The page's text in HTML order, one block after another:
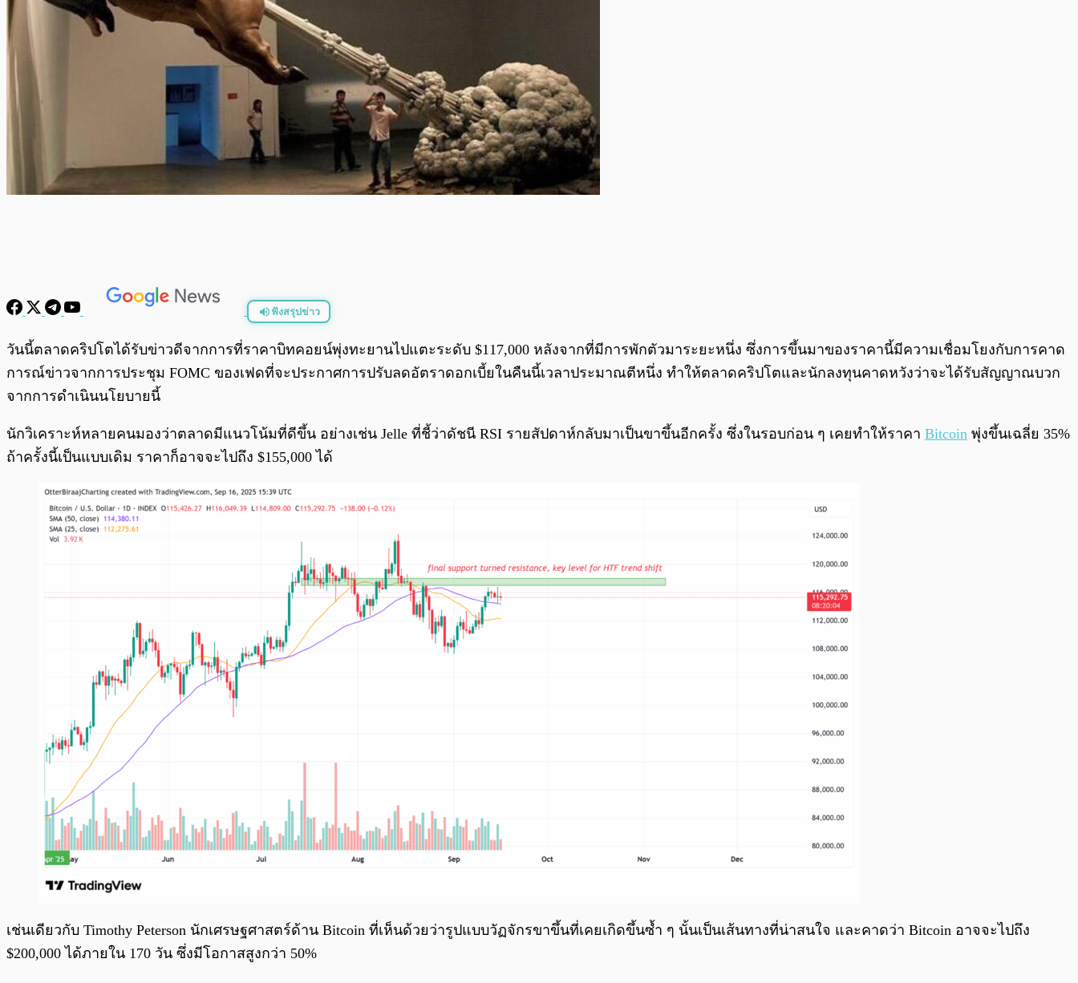
ฟังสรุปข่าว
พร้อมเล่น 0:00 0:00
วันนี้ตลาดคริปโตได้รับข่าวดีจากการที่ราคาบิทคอยน์พุ่งทะยานไปแตะระดับ $117,000 หลังจากที่มีการพักตัวมาระยะหนึ่ง ซึ่งการขึ้นมาของราคานี้มีความเชื่อมโยงกับการคาด
การณ์ข่าวจากการประชุม FOMC ของเฟดที่จะประกาศการปรับลดอัตราดอกเบี้ยในคืนนี้เวลาประมาณตีหนึ่ง ทำให้ตลาดคริปโตและนักลงทุนคาดหวังว่าจะได้รับสัญญาณบวก
จากการดำเนินนโยบายนี้
นักวิเคราะห์หลายคนมองว่าตลาดมีแนวโน้มที่ดีขึ้น อย่างเช่น Jelle ที่ชี้ว่าดัชนี RSI รายสัปดาห์กลับมาเป็นขาขึ้นอีกครั้ง ซึ่งในรอบก่อน ๆ เคยทำให้ราคา Bitcoin พุ่งขึ้นเฉลี่ย 35%
ถ้าครั้งนี้เป็นแบบเดิม ราคาก็อาจจะไปถึง $155,000 ได้
เช่นเดียวกับ Timothy Peterson นักเศรษฐศาสตร์ด้าน Bitcoin ที่เห็นด้วยว่ารูปแบบวัฏจักรขาขึ้นที่เคยเกิดขึ้นซ้ำ ๆ นั้นเป็นเส้นทางที่น่าสนใจ และคาดว่า Bitcoin อาจจะไปถึง
$200,000 ได้ภายใน 170 วัน ซึ่งมีโอกาสสูงกว่า 50%